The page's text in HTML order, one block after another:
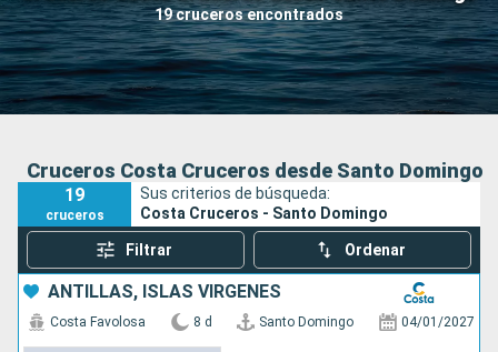
19 cruceros encontrados
Fecha de salida
Buscar
Cruceros Costa Cruceros desde Santo Domingo
19
cruceros
Sus criterios de búsqueda:
Costa Cruceros - Santo Domingo
Filtrar Ordenar
ANTILLAS, ISLAS VÍRGENES
Costa Favolosa 8 d Santo Domingo 04/01/2027